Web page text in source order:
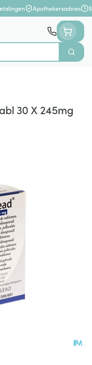
Apothekersadvies
Zoek
30 X 245mg